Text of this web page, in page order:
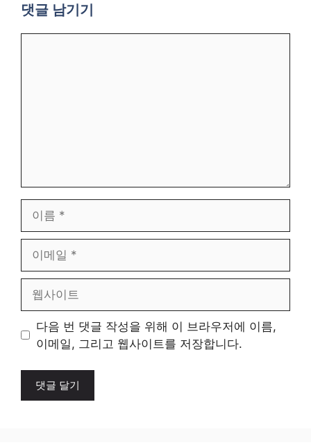
댓글 남기기
일
트
다음 번 댓글 작성을 위해 이 브라우저에 이름,
이메일, 그리고 웹사이트를 저장합니다.